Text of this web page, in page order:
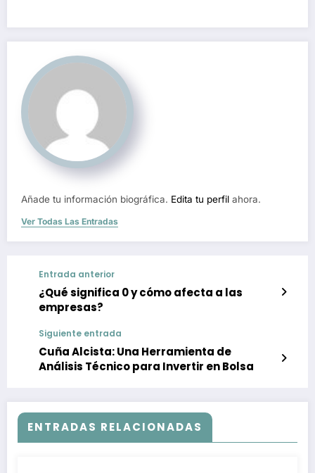
Añade tu información biográfica. Edita tu perfil ahora.
Ver Todas Las Entradas
Entrada anterior
¿Qué significa 0 y cómo afecta a las
empresas?
Siguiente entrada
Cuña Alcista: Una Herramienta de
Análisis Técnico para Invertir en Bolsa
ENTRADAS RELACIONADAS